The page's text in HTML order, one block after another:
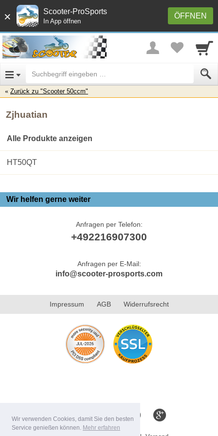
Wir verwenden Cookies, damit Sie den besten
Service genießen können. Mehr erfahren
× ÖFFNEN
Scooter-ProSports
In App öffnen
Zurück zu "Scooter 50ccm"
Zjhuatian
Alle Produkte anzeigen
HT50QT
Wir helfen gerne weiter
Anfragen per Telefon:
+492216907300
Anfragen per E-Mail:
info@scooter-prosports.com
Impressum AGB Widerrufsrecht